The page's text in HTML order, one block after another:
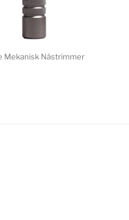
Mekanisk Nästrimmer